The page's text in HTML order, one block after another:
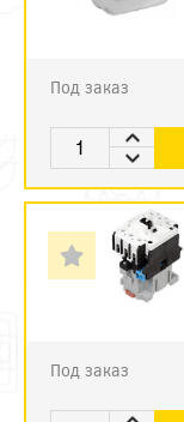
Под заказ
Под заказ